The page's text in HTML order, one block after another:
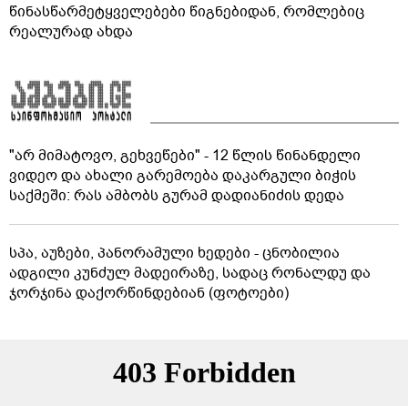
წინასწარმეტყველებები წიგნებიდან, რომლებიც
რეალურად ახდა
"არ მიმატოვო, გეხვეწები" - 12 წლის წინანდელი
ვიდეო და ახალი გარემოება დაკარგული ბიჭის
საქმეში: რას ამბობს გურამ დადიანიძის დედა
სპა, აუზები, პანორამული ხედები - ცნობილია
ადგილი კუნძულ მადეირაზე, სადაც რონალდუ და
ჯორჯინა დაქორწინდებიან (ფოტოები)